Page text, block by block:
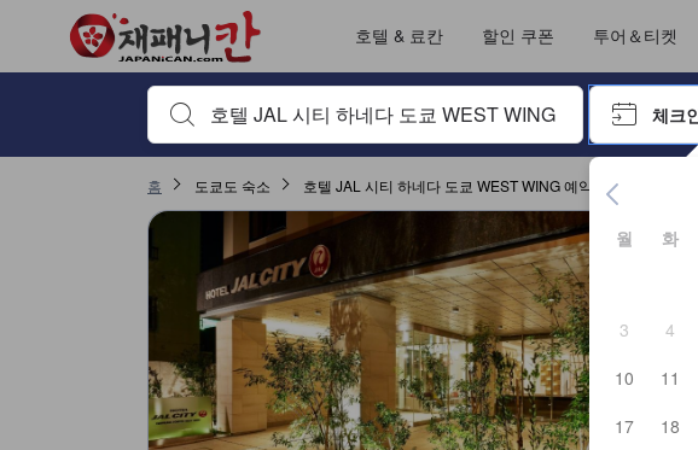
호텔 & 료칸 할인 쿠폰 투어＆티켓
검색하고 싶은 키워드나 숙소명을 입력하고 방향키나 탭 키를 사용하여 탐색
체크
엔터 키를 눌
월 화
3
4
10
11
17
18
홈 도쿄도 숙소 호텔 JAL 시티 하네다 도쿄 WEST WING 예약
재패니칸의 모든 이용후기는 숙소 이용후기 작성 전 숙소 예약에서부터 체크아웃까지 일련
서비스 평점 5점 만점에 4.2점. 도쿄 / 동경 기준 높은 평점
객실의 편안함 및 쾌적함 평점 5점 만점에 4.1점. 도쿄 / 동경 기준 높은 평점
위치 평점 5점 만점에 3.9점. 도쿄 / 동경 기준 높은 평점
출입/접근 서비스 평점 5점 만점에 3.5점. 도쿄 / 동경 기준 높은 평점
이용후기 페이지로 변경되었습니다 1
이용후기 페이지로 변경되었습니다 1